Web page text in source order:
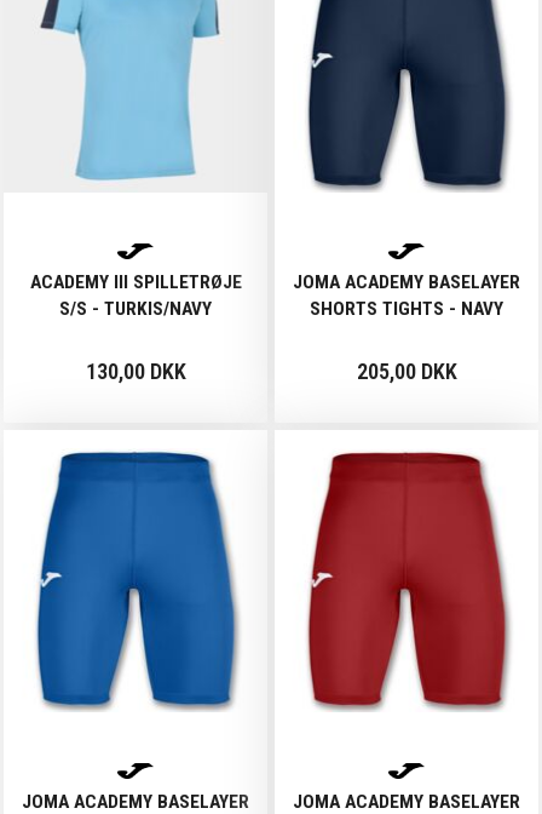
ACADEMY III SPILLETRØJE
S/S - TURKIS/NAVY
130,00 DKK
JOMA ACADEMY BASELAYER
SHORTS TIGHTS - NAVY
205,00 DKK
JOMA ACADEMY BASELAYER
JOMA ACADEMY BASELAYER